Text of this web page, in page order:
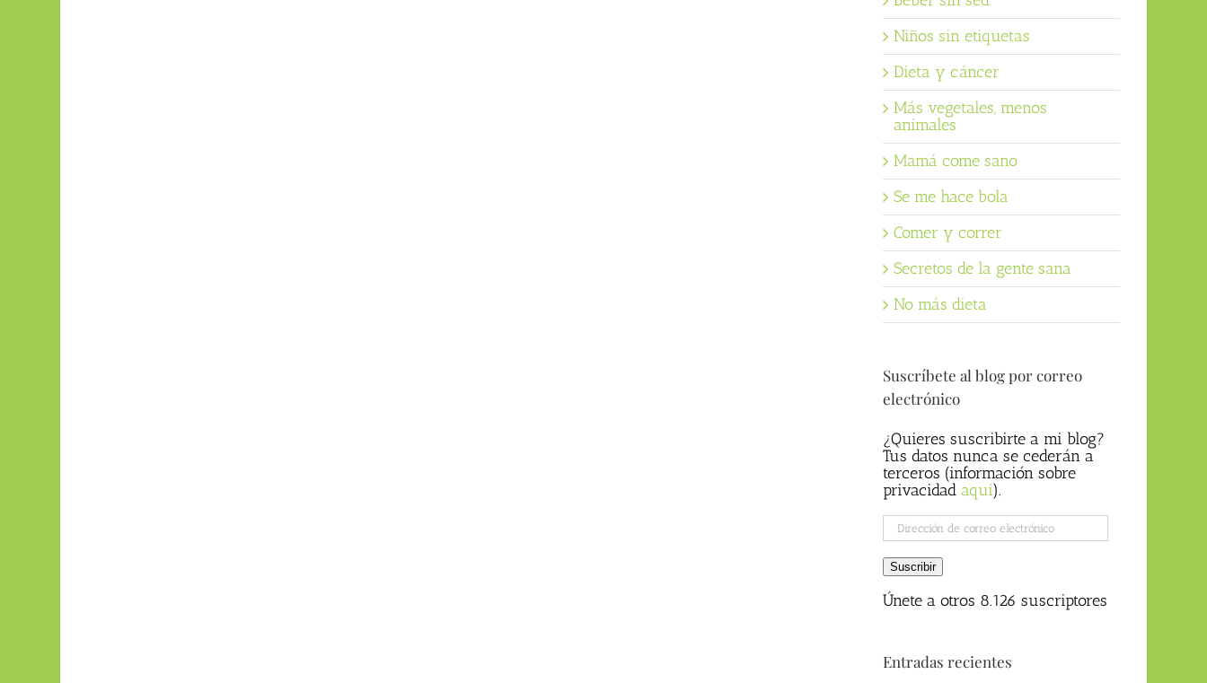
Niños sin etiquetas
Dieta y cáncer
Más vegetales, menos
animales
Mamá come sano
Se me hace bola
Comer y correr
Secretos de la gente sana
No más dieta
Suscríbete al blog por correo
electrónico
¿Quieres suscribirte a mi blog?
Tus datos nunca se cederán a
terceros (información sobre
privacidad aqui).
Dirección
de
correo
electrónico
Suscribir
Únete a otros 8.126 suscriptores
Entradas recientes